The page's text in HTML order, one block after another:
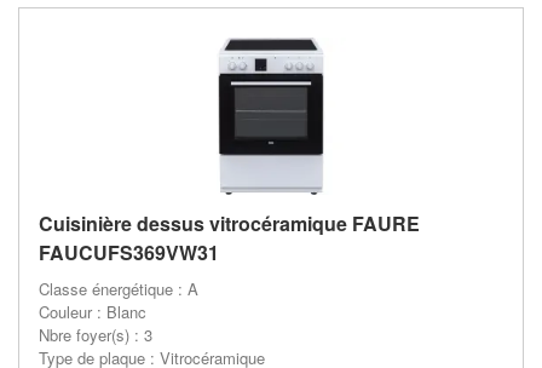
Cuisinière dessus vitrocéramique FAURE
FAUCUFS369VW31
Classe énergétique : A
Couleur : Blanc
Nbre foyer(s) : 3
Type de plaque : Vitrocéramique